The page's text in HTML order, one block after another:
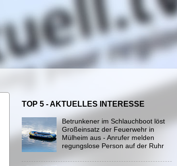
TOP 5 - AKTUELLES INTERESSE
Betrunkener im Schlauchboot löst
Großeinsatz der Feuerwehr in
Mülheim aus - Anrufer melden
regungslose Person auf der Ruhr